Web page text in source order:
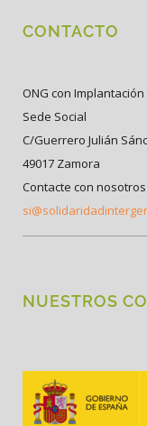
CONTACTO
ONG con
Sede Social
C/Guerrero Julián
49017 Zamora
Contacte con
NUESTROS